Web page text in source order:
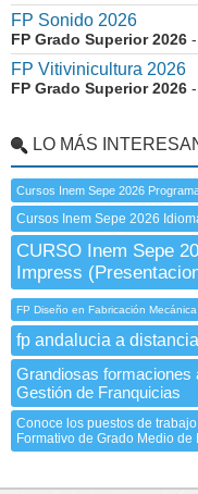
FP Sonido 2026
FP Grado Superior 2026
FP Vitivinicultura 2026
FP Grado Superior 2026
LO MÁS
Cursos Inem Sepe 2026
Cursos Inem Sepe 2026
CURSO Inem Sepe
Impress
FP Diseño en Fabricación
fp andalucia a distancia
Grandiosas formaciones
Gestión de Franquicias
Conoce los puestos de
Formativo de Grado Medio